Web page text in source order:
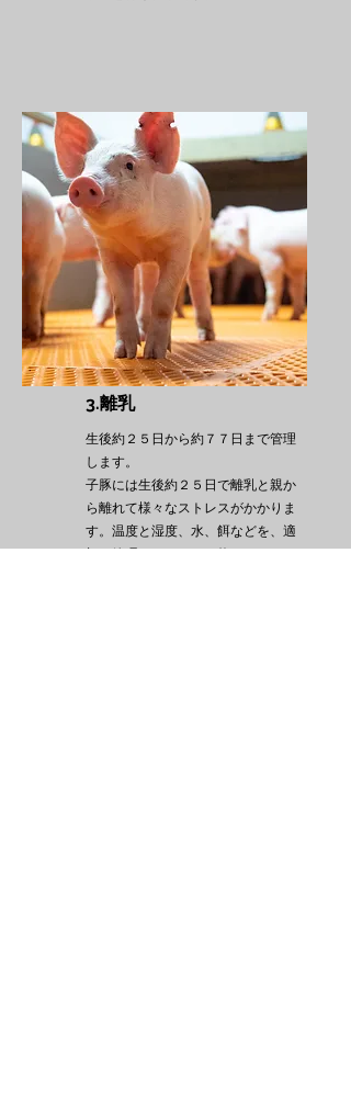
3.離乳
生後約２５日から約７７日まで管理
します。
子豚には生後約２５日で離乳と親か
ら離れて様々なストレスがかかりま
す。温度と湿度、水、餌などを、適
切に管理をおこない、約３０㎏まで